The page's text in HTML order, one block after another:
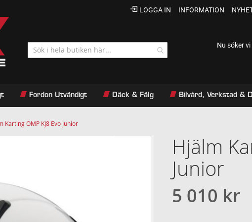
LOGGA IN INFORMATION
Nu söker
Fordon Utvändigt Däck & Fälg Bilvård, Verkstad &
Karting OMP KJ8 Evo Junior
Hjälm
Junior
5 010 kr